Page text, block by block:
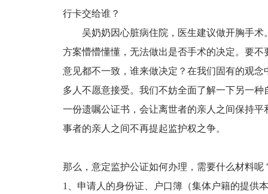
行卡交给谁？
吴奶奶因心脏病住院，医生建议做开胸手术
方案懵懵懂懂，无法做出是否手术的决定。要
意见都不一致，谁来做决定？在我们固有的观
多人不愿意接受。我们不妨全面了解一下另一
一份遗嘱公证书，会让离世者的亲人之间保持
事者的亲人之间不再提起监护权之争。
那么，意定监护公证如何办理，需要什么材料呢
1、申请人的身份证、户口簿（集体户籍的提供